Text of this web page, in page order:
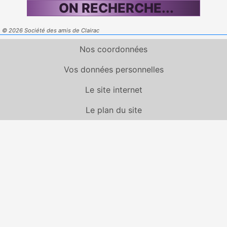
ON RECHERCHE...
© 2026 Société des amis de Clairac
Nos coordonnées
Vos données personnelles
Le site internet
Le plan du site